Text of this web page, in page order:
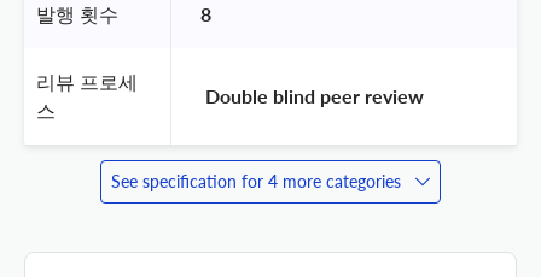
발행 횟수 8
리뷰 프로세
스
Double blind peer review
See specification for 4 more categories